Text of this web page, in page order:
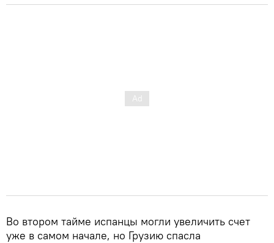
Во втором тайме испанцы могли увеличить счет
уже в самом начале, но Грузию спасла